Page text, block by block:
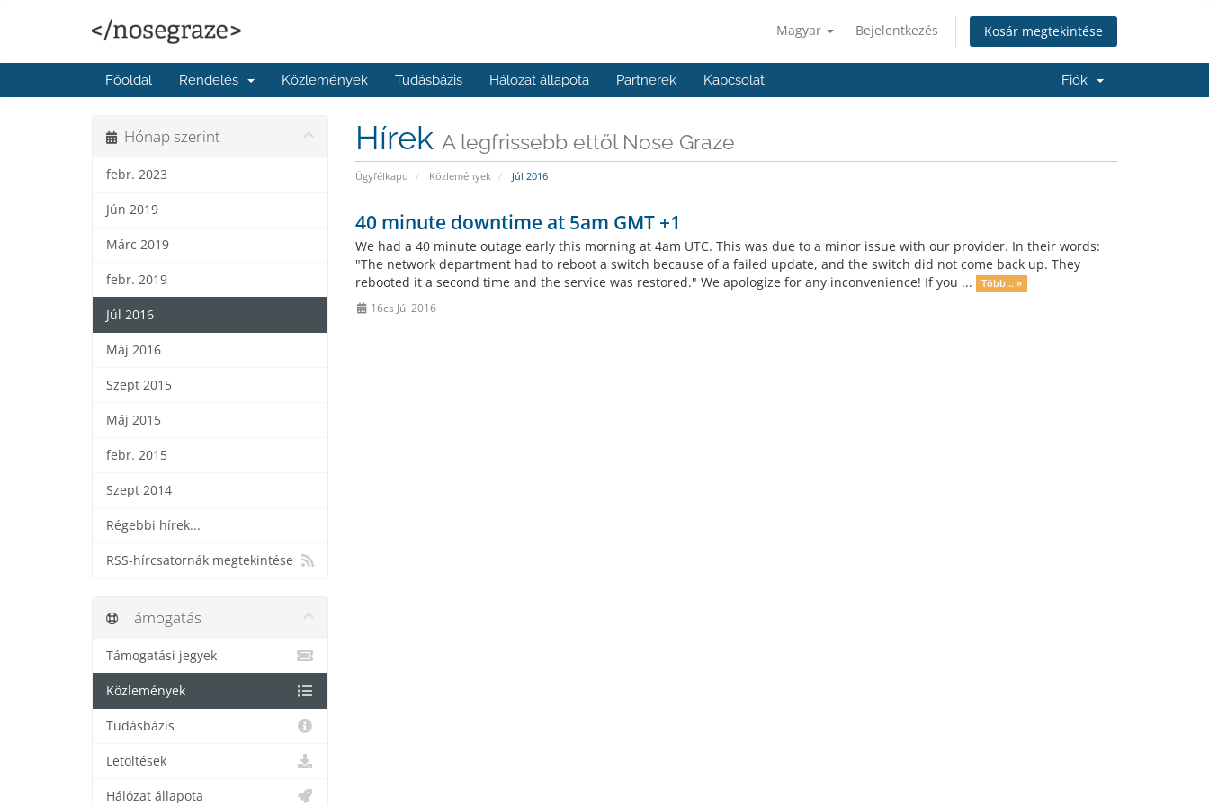
Magyar Bejelentkezés Kosár megtekintése
Főoldal Rendelés Közlemények Tudásbázis Hálózat állapota Partnerek Kapcsolat Fiók
Hírek A legfrissebb ettől Nose Graze
Ügyfélkapu Közlemények Júl 2016
Hónap szerint
febr. 2023
Jún 2019
Márc 2019
febr. 2019
Júl 2016
Máj 2016
Szept 2015
Máj 2015
febr. 2015
Szept 2014
Régebbi hírek...
RSS-hírcsatornák megtekintése
40 minute downtime at 5am GMT +1
We had a 40 minute outage early this morning at 4am UTC. This was due to a minor issue with our provider. In their words:
"The network department had to reboot a switch because of a failed update, and the switch did not come back up. They
rebooted it a second time and the service was restored." We apologize for any inconvenience! If you ...
Több... »
16cs Júl 2016
Támogatás
Támogatási jegyek
Közlemények
Tudásbázis
Letöltések
Hálózat állapota